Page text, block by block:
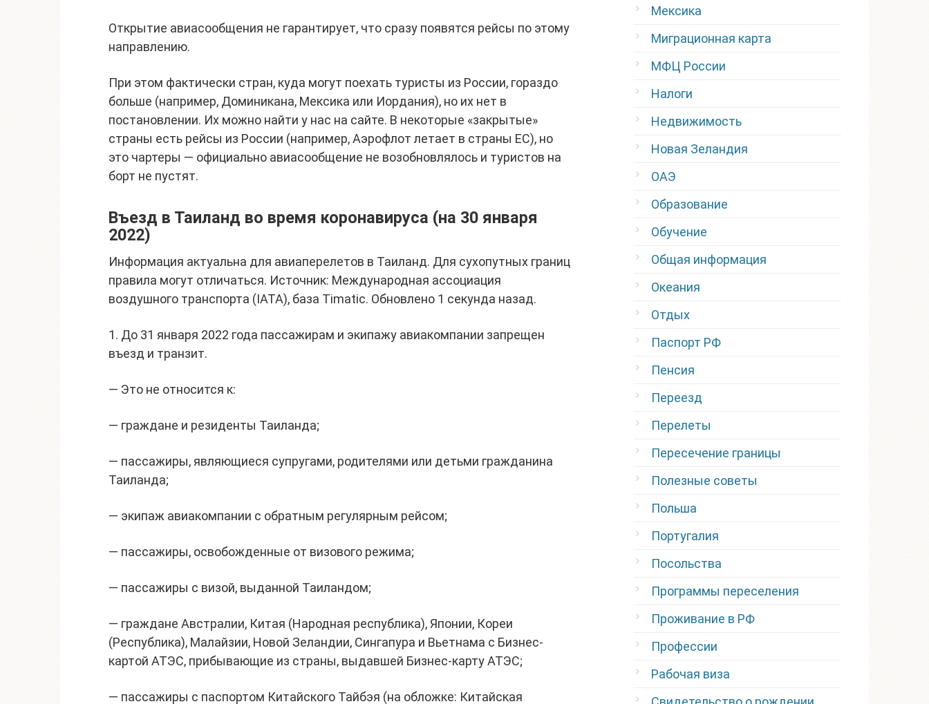
Открытие авиасообщения не гарантирует, что сразу появятся рейсы по этому
направлению.
При этом фактически стран, куда могут поехать туристы из России, гораздо
больше (например, Доминикана, Мексика или Иордания), но их нет в
постановлении. Их можно найти у нас на сайте. В некоторые «закрытые»
страны есть рейсы из России (например, Аэрофлот летает в страны ЕС), но
это чартеры — официально авиасообщение не возобновлялось и туристов на
борт не пустят.
Въезд в Таиланд во время коронавируса (на 30 января
2022)
Информация актуальна для авиаперелетов в Таиланд. Для сухопутных границ
правила могут отличаться. Источник: Международная ассоциация
воздушного транспорта (IATA), база Timatic. Обновлено 1 секунда назад.
1. До 31 января 2022 года пассажирам и экипажу авиакомпании запрещен
въезд и транзит.
— Это не относится к:
— граждане и резиденты Таиланда;
— пассажиры, являющиеся супругами, родителями или детьми гражданина
Таиланда;
— экипаж авиакомпании с обратным регулярным рейсом;
— пассажиры, освобожденные от визового режима;
— пассажиры с визой, выданной Таиландом;
— граждане Австралии, Китая (Народная республика), Японии, Кореи
(Республика), Малайзии, Новой Зеландии, Сингапура и Вьетнама с Бизнес-
картой АТЭС, прибывающие из страны, выдавшей Бизнес-карту АТЭС;
— пассажиры с паспортом Китайского Тайбэя (на обложке: Китайская
Мексика
Миграционная карта
МФЦ России
Налоги
Недвижимость
Новая Зеландия
ОАЭ
Образование
Обучение
Общая информация
Океания
Отдых
Паспорт РФ
Пенсия
Переезд
Перелеты
Пересечение границы
Полезные советы
Польша
Португалия
Посольства
Программы переселения
Проживание в РФ
Профессии
Рабочая виза